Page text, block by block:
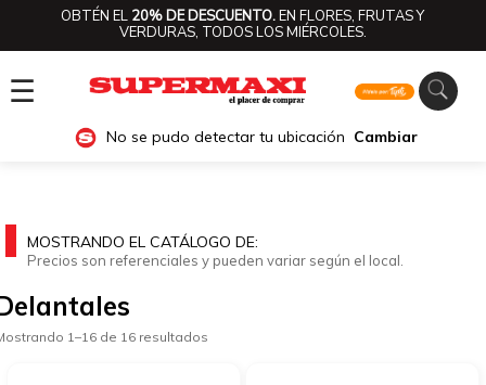
OBTÉN EL 20% DE DESCUENTO.EN FLORES, FRUTAS Y
VERDURAS, TODOS LOS MIÉRCOLES.
☰
No se pudo detectar tu ubicación Cambiar
MOSTRANDO EL CATÁLOGO DE:
Precios son referenciales y pueden variar según el local.
1–16 de 16 resultados